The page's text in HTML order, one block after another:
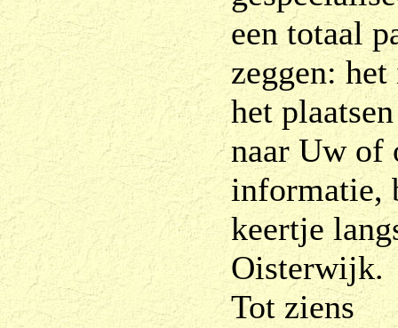
een totaal
zeggen:
het
naar Uw of
informatie,
keertje
Oisterwijk.
Tot ziens